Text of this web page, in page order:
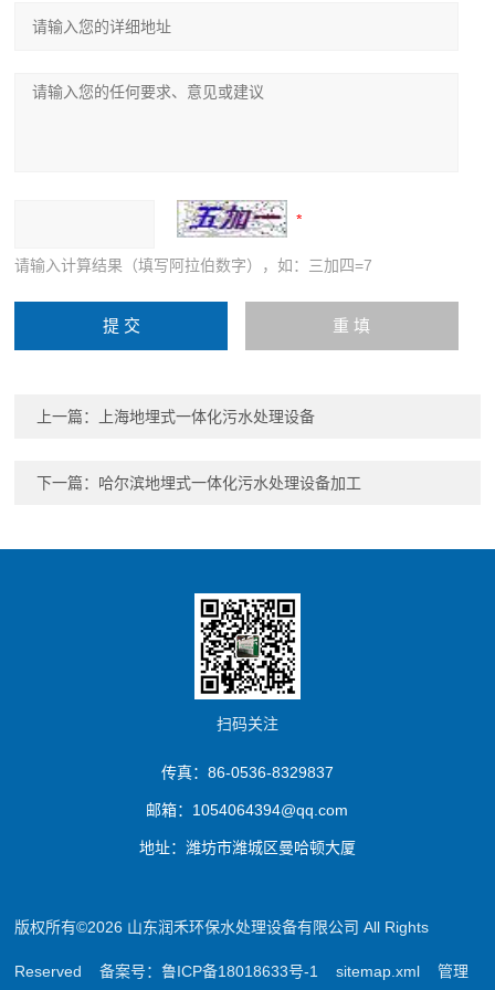
请输入计算结果（填写阿拉伯数字），如：三加四=7
上一篇： 上海地埋式一体化污水处理设备
下一篇： 哈尔滨地埋式一体化污水处理设备加工
扫码关注
传真：86-0536-8329837
邮箱：1054064394@qq.com
地址：潍坊市潍城区曼哈顿大厦
版权所有©2026 山东润禾环保水处理设备有限公司 All Rights
Reserved备案号：鲁ICP备18018633号-1 sitemap.xml 管理